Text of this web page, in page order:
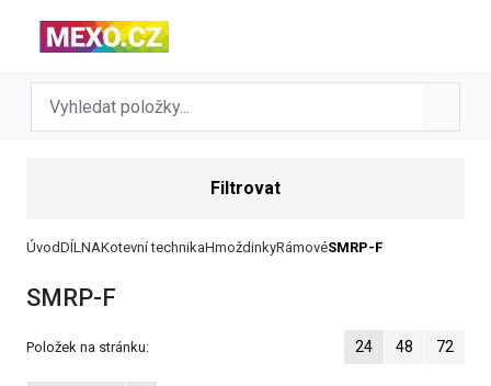
Filtrovat
ÚvodDÍLNAKotevní technikaHmoždinkyRámovéSMRP-F
SMRP-F
Položek na stránku: 24 48 72